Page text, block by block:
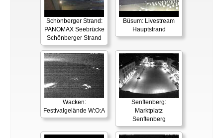
Schönberger Strand:
PANOMAX Seebrücke
Schönberger Strand
Büsum: Livestream
Hauptstrand
Wacken:
Festivalgelände W:O:A
Senftenberg:
Marktplatz
Senftenberg